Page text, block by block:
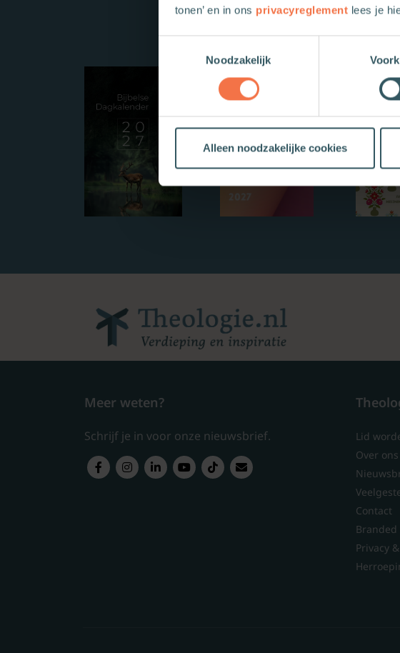
tonen’ en in ons privacyreglement lees je
Noodzakelijk
Alleen noodzakelijke cookies
Meer weten?
Schrijf je in voor onze nieuwsbrief.
Lid
Over ons
Contact
Branded
Privacy